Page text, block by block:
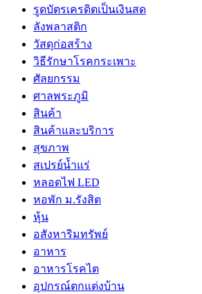
รูดบัตรเครดิตเป็นเงินสด
ลังพลาสติก
วัสดุก่อสร้าง
วิธีรักษาโรคกระเพาะ
ศัลยกรรม
ศาลพระภูมิ
สินค้า
สินค้าและบริการ
สุขภาพ
สเปรย์น้ำแร่
หลอดไฟ LED
หอพัก ม.รังสิต
หุ้น
อสังหาริมทรัพย์
อาหาร
อาหารโรคไต
อุปกรณ์ตกแต่งบ้าน